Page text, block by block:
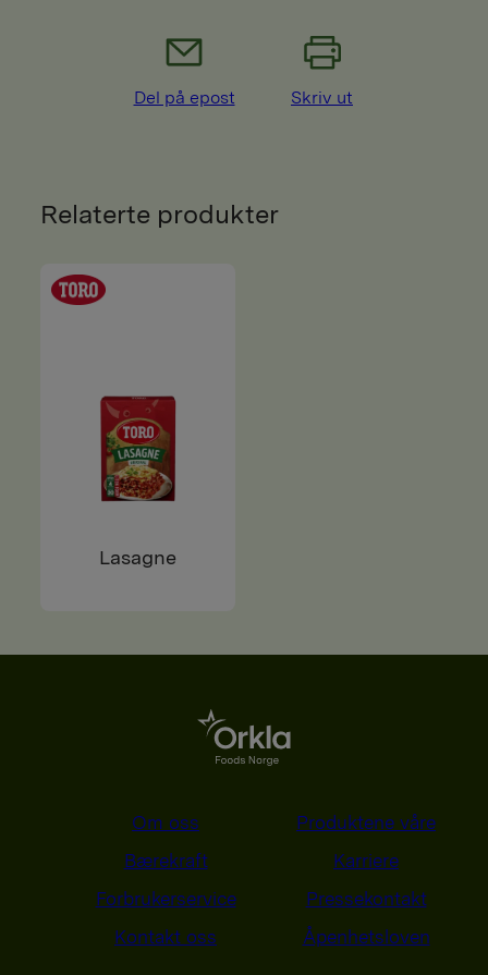
Del på epost Skriv ut
Relaterte produkter
Lasagne
Om oss
Produktene våre
Bærekraft
Karriere
Forbrukerservice
Pressekontakt
Kontakt oss
Åpenhetsloven